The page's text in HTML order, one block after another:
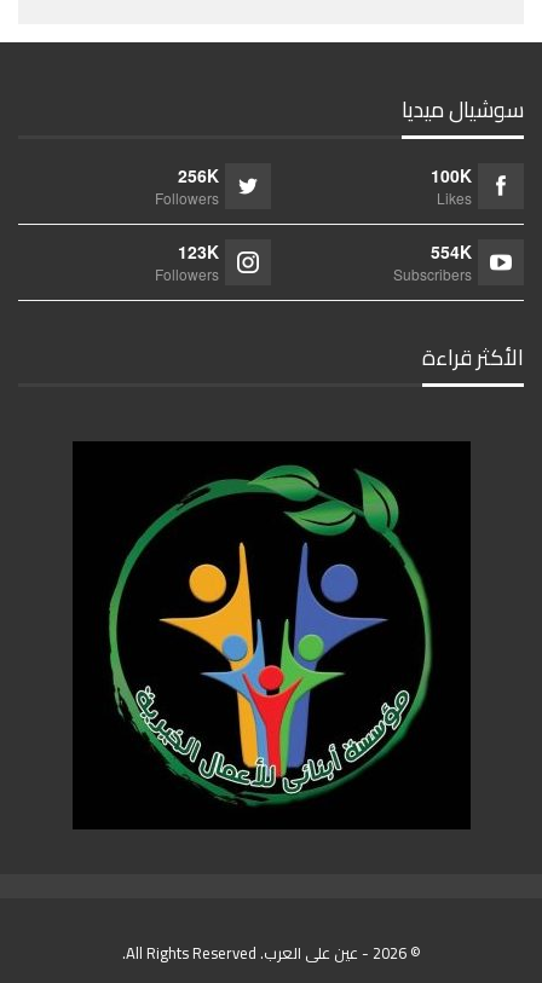
سوشيال ميديا
100K
Likes
256K
Followers
554K
Subscribers
123K
Followers
الأكثر قراءة
© 2026 - عين على العرب. All Rights Reserved.